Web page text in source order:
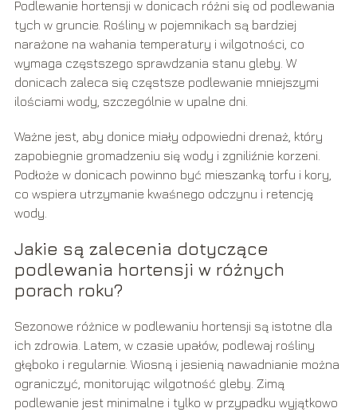
Podlewanie hortensji w donicach różni się od podlewania
tych w gruncie. Rośliny w pojemnikach są bardziej
narażone na wahania temperatury i wilgotności, co
wymaga częstszego sprawdzania stanu gleby. W
donicach zaleca się częstsze podlewanie mniejszymi
ilościami wody, szczególnie w upalne dni.
Ważne jest, aby donice miały odpowiedni drenaż, który
zapobiegnie gromadzeniu się wody i zgniliźnie korzeni.
Podłoże w donicach powinno być mieszanką torfu i kory,
co wspiera utrzymanie kwaśnego odczynu i retencję
wody.
Jakie są zalecenia dotyczące
podlewania hortensji w różnych
porach roku?
Sezonowe różnice w podlewaniu hortensji są istotne dla
ich zdrowia. Latem, w czasie upałów, podlewaj rośliny
głęboko i regularnie. Wiosną i jesienią nawadnianie można
ograniczyć, monitorując wilgotność gleby. Zimą
podlewanie jest minimalne i tylko w przypadku wyjątkowo